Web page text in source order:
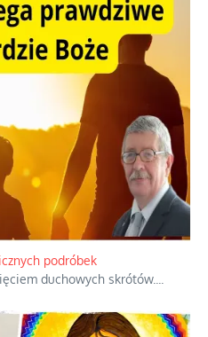
podróbek
duchowych skrótów.